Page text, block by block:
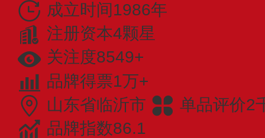
成立时间1986年
注册资本4颗星
关注度8549+
品牌得票1万+
山东省临沂市
单品评价2
品牌指数86.1